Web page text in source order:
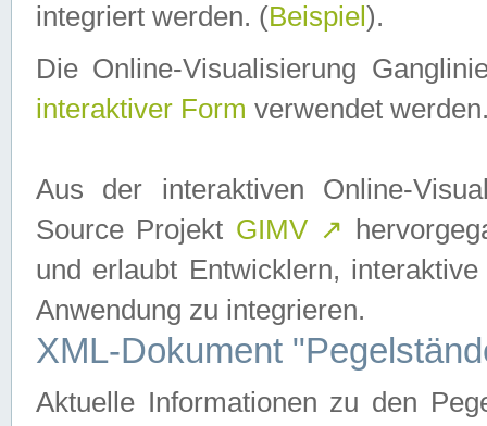
integriert werden. (Beispiel ).
Die Online-Visualisierung
interaktiver Form verwendet
Aus der interaktiven Online-
Source Projekt GIMV ↗
und erlaubt Entwicklern,
Anwendung zu integrieren.
XML-Dokument
Aktuelle Informationen zu den